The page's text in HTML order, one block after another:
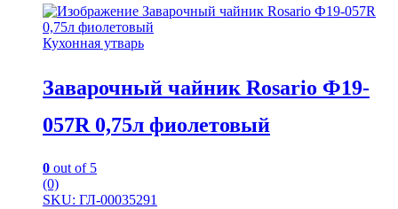
Кухонная утварь
Заварочный чайник Rosario Ф19-
057R 0,75л фиолетовый
0 out of 5
(0)
SKU: ГЛ-00035291